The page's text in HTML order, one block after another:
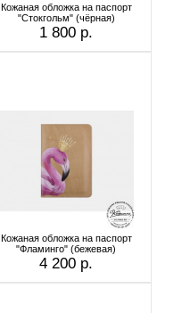
Кожаная обложка на паспорт
"Стокгольм" (чёрная)
1 800 р.
Кожаная обложка на паспорт
"Фламинго" (бежевая)
4 200 р.